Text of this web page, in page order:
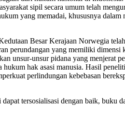
sipil secara umum telah
yang memadai, khususnya dalam
Besar Kerajaan Norwegia
perundangan yang memiliki
unsur-unsur pidana yang menjerat
hak asasi manusia. Hasil
perlindungan kebebasan
tersosialisasi dengan baik, buku